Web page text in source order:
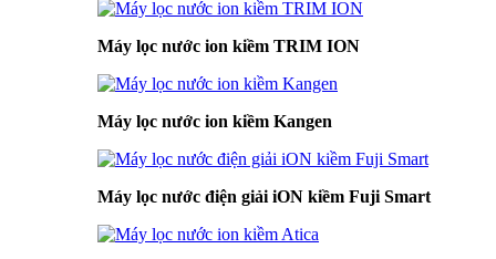
Máy lọc nước ion kiềm TRIM ION
Máy lọc nước ion kiềm Kangen
Máy lọc nước điện giải iON kiềm Fuji Smart